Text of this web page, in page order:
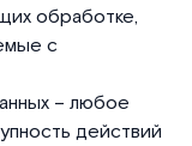
обработке,
с
– любое
действий